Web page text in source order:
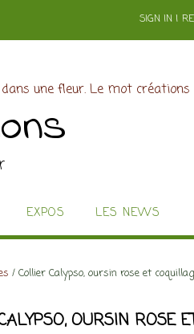
SIGN IN |
EXPOS LES NEWS
/ Collier Calypso, oursin rose et
OURSIN ROSE